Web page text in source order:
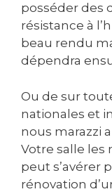
posséder des
résistance à
beau rendu
dépendra
Ou de sur
nationales et
nous marazzi
Votre salle les
peut s’avérer
rénovation